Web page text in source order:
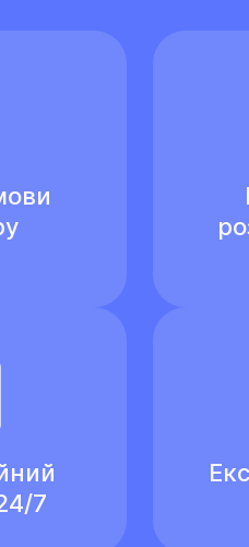
7